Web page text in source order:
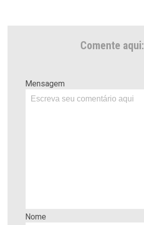
Comente aqui:
Mensagem
Nome